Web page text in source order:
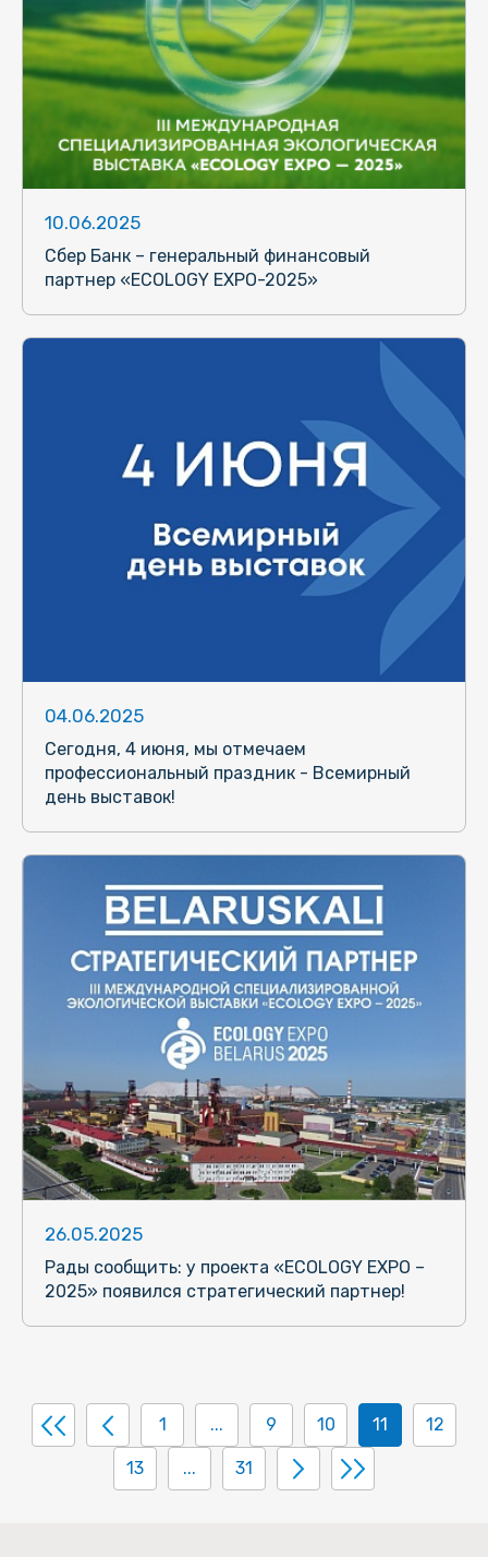
10.06.2025
Сбер Банк – генеральный финансовый
партнер «ECOLOGY EXPO-2025»
04.06.2025
Сегодня, 4 июня, мы отмечаем
профессиональный праздник - Всемирный
день выставок!
26.05.2025
Рады сообщить: у проекта «ECOLOGY EXPO –
2025» появился стратегический партнер!
1 ... 9 10 11 12
13 ... 31